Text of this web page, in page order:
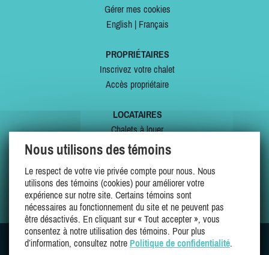
Gérer mes cookies
English| Français
PROPRIÉTAIRES
Inscrivez votre chalet
Accès propriétaire
LOCATAIRES
Chalets à louer
Chalets à vendre
Offres spéciales
Mes favoris
SUIVEZ-NOUS SUR
Nous utilisons des témoins
Le respect de votre vie privée compte pour nous. Nous
utilisons des témoins (cookies) pour améliorer votre
expérience sur notre site. Certains témoins sont
nécessaires au fonctionnement du site et ne peuvent pas
être désactivés. En cliquant sur « Tout accepter », vous
consentez à notre utilisation des témoins. Pour plus
d’information, consultez notre Politique de confidentialité.